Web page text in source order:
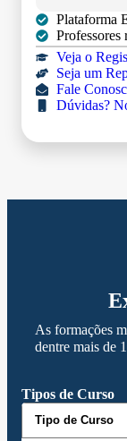
Plataforma
Professores
Veja o
Seja um
Fale
Dúvidas?
As formações
dentre mais de
Tipos de Curso